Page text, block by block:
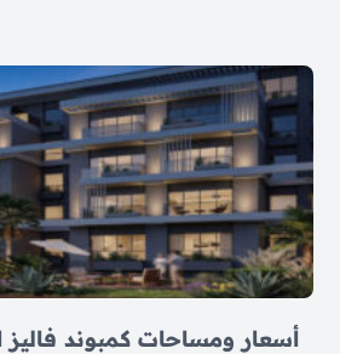
أسعار ومساحات كمبوند فاليز